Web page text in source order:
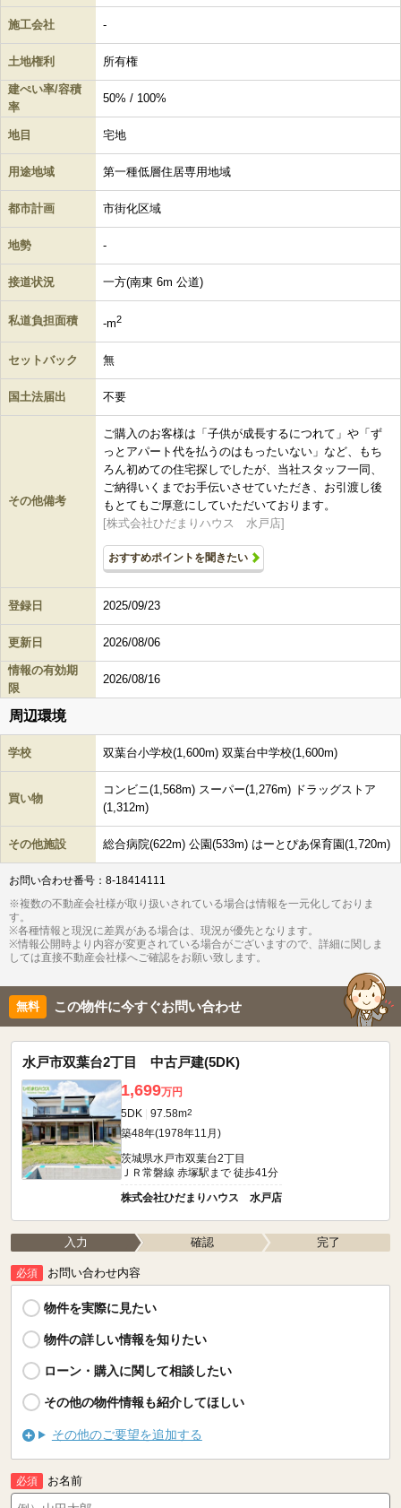
施工会社 -
土地権利 所有権
建ぺい率/容積
率
50% / 100%
地目 宅地
用途地域 第一種低層住居専用地域
都市計画 市街化区域
地勢 -
接道状況 一方(南東 6m 公道)
私道負担面積 -m2
セットバック 無
国土法届出 不要
その他備考
ご購入のお客様は「子供が成長するにつれて」や「ず
っとアパート代を払うのはもったいない」など、もち
ろん初めての住宅探しでしたが、当社スタッフ一同、
ご納得いくまでお手伝いさせていただき、お引渡し後
もとてもご厚意にしていただいております。
[株式会社ひだまりハウス 水戸店]
おすすめポイントを聞きたい
登録日 2025/09/23
更新日 2026/08/06
情報の有効期
限
2026/08/16
周辺環境
学校 双葉台小学校(1,600m) 双葉台中学校(1,600m)
買い物
コンビニ(1,568m) スーパー(1,276m) ドラッグストア
(1,312m)
その他施設 総合病院(622m) 公園(533m) はーとぴあ保育園(1,720m)
お問い合わせ番号：8-18414111
※複数の不動産会社様が取り扱いされている場合は情報を一元化しておりま
す。
※各種情報と現況に差異がある場合は、現況が優先となります。
※情報公開時より内容が変更されている場合がございますので、詳細に関しま
しては直接不動産会社様へご確認をお願い致します。
この物件に今すぐお問い合わせ
水戸市双葉台2丁目 中古戸建(5DK)
1,699万円
5DK
97.58m2
築48年(1978年11月)
茨城県水戸市双葉台2丁目
ＪＲ常磐線 赤塚駅まで 徒歩41分
株式会社ひだまりハウス 水戸店
入力 確認 完了
必須 お問い合わせ内容
物件を実際に見たい
物件の詳しい情報を知りたい
ローン・購入に関して相談したい
その他の物件情報も紹介してほしい
その他のご要望を追加する
必須 お名前